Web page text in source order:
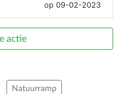
op 09-02-2023
actie
Natuurramp